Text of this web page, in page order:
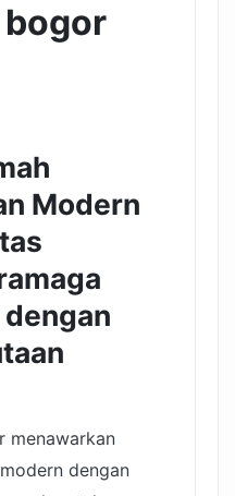
Modern
menawarkan
dengan